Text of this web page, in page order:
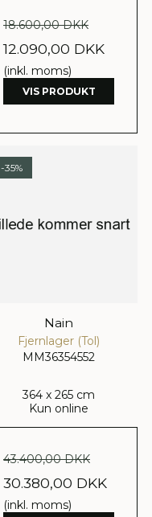
18.600,00 DKK
12.090,00 DKK
(inkl. moms)
VIS PRODUKT
-35%
Nain
Fjernlager (Tol)
MM36354552
364 x 265 cm
Kun online
43.400,00 DKK
30.380,00 DKK
(inkl. moms)